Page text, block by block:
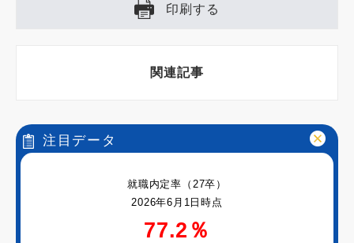
印刷する
関連記事
注目データ
就職内定率（27卒）
2026年6月1日時点
77.2％